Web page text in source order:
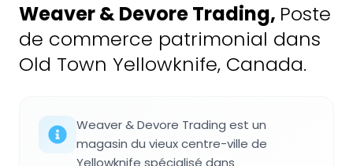
Weaver & Devore Trading, Poste
de commerce patrimonial dans
Old Town Yellowknife, Canada.
Weaver & Devore Trading est un
magasin du vieux centre-ville de
Yellowknife spécialisé dans